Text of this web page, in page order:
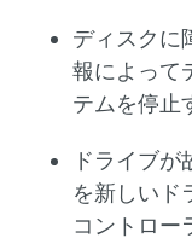
ディスクに
報によって
テムを停止
ドライブ
を新しいド
コントロー